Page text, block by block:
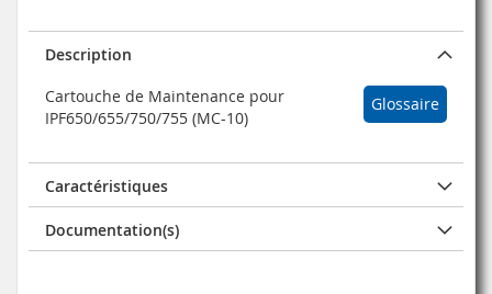
Description
Glossaire
Cartouche de Maintenance pour
IPF650/655/750/755 (MC-10)
Caractéristiques
Documentation(s)